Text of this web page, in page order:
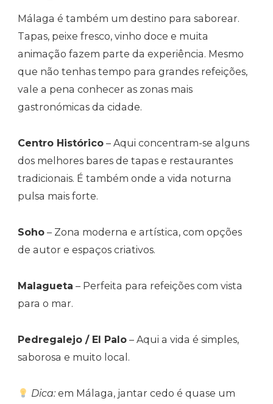
Málaga é também um destino para saborear.
Tapas, peixe fresco, vinho doce e muita
animação fazem parte da experiência. Mesmo
que não tenhas tempo para grandes refeições,
vale a pena conhecer as zonas mais
gastronómicas da cidade.
Centro Histórico – Aqui concentram-se alguns
dos melhores bares de tapas e restaurantes
tradicionais. É também onde a vida noturna
pulsa mais forte.
Soho – Zona moderna e artística, com opções
de autor e espaços criativos.
Malagueta – Perfeita para refeições com vista
para o mar.
Pedregalejo / El Palo – Aqui a vida é simples,
saborosa e muito local.
Dica: em Málaga, jantar cedo é quase um